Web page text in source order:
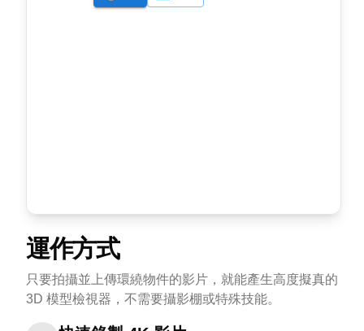
運作方式
只要拍攝並上傳環繞物件的影片，就能產生高度擬真的
3D 模型檢視器，不需要攝影棚或特殊技能。